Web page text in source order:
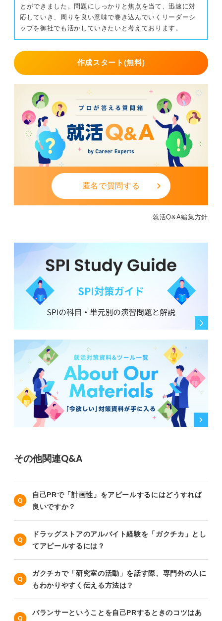
とができました。問題にしっかりと焦点を当て、迅速に対
応していき、周りを良い意味で巻き込んでいくリーダーシ
ップを御社でも活かしていきたいと考えております。
作成スタート(無料)
匿名で質問する
就活Q&A編集方針
その他関連Q&A
自己PRで「計画性」をアピールするにはどうすれば
良いですか？
ドラッグストアのアルバイト経験を「ガクチカ」とし
てアピールするには？
ガクチカで「研究室の活動」を話す際、専門外の人に
もわかりやすく伝える方法は？
バランサーということを自己PRするときのコツはあ